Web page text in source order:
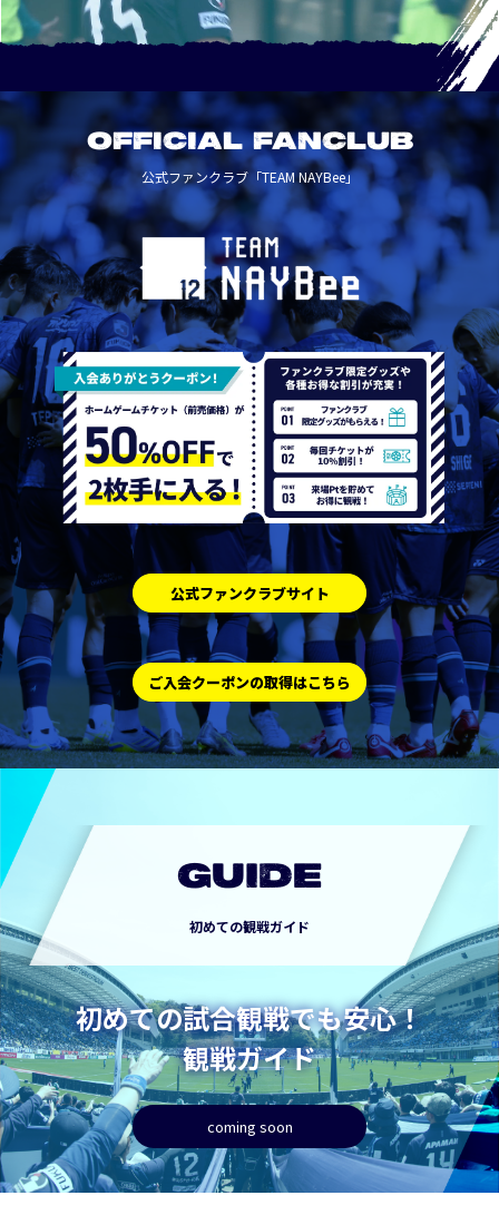
OFFICIAL FANCLUB
公式ファンクラブ「TEAM NAYBee」
公式ファンクラブサイト
ご入会クーポンの取得はこちら
GUIDE
初めての観戦ガイド
初めての試合観戦でも安心！
観戦ガイド
coming soon